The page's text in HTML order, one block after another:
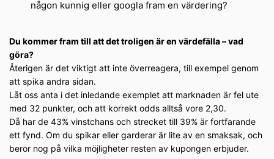
någon kunnig eller googla fram en värdering?
Du kommer fram till att det troligen är en värdefälla – vad
göra?
Återigen är det viktigt att inte överreagera, till exempel genom
att spika andra sidan.
Låt oss anta i det inledande exemplet att marknaden är fel ute
med 32 punkter, och att korrekt odds alltså vore 2,30.
Då har de 43% vinstchans och strecket till 39% är fortfarande
ett fynd. Om du spikar eller garderar är lite av en smaksak, och
beror nog på vilka möjligheter resten av kupongen erbjuder.